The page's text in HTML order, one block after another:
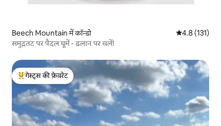
Beech Mountain में कॉन्डो औसत रेटिंग 5 में
4.8 (131)
समुद्रतट पर पैदल घूमें - ढलान पर चलें!
गेस्ट्स का टॉप फ़ेवरेट
गेस्ट्स की फ़ेवरेट